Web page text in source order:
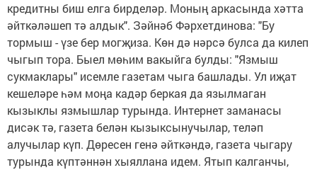
кредитны биш елга бирделәр. Моның аркасында хәтта
әйткәләшеп тә алдык". Зәйнәб Фәрхетдинова: "Бу
тормыш - үзе бер могҗиза. Көн дә нәрсә булса да килеп
чыгып тора. Быел мөһим вакыйга булды: "Язмыш
сукмаклары" исемле газетам чыга башлады. Ул иҗат
кешеләре һәм моңа кадәр беркая да язылмаган
кызыклы язмышлар турында. Интернет заманасы
дисәк тә, газета белән кызыксынучылар, теләп
алучылар күп. Дөресен генә әйткәндә, газета чыгару
турында күптәннән хыяллана идем. Ятып калганчы,